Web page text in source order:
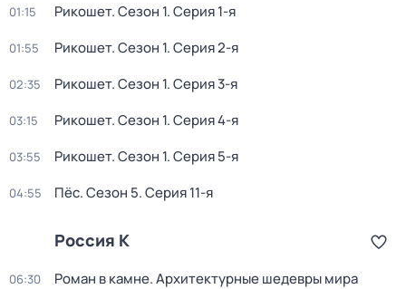
01:15 Рикошет. Сезон 1. Серия 1-я
01:55 Рикошет. Сезон 1. Серия 2-я
02:35 Рикошет. Сезон 1. Серия 3-я
03:15 Рикошет. Сезон 1. Серия 4-я
03:55 Рикошет. Сезон 1. Серия 5-я
04:55 Пёс. Сезон 5. Серия 11-я
Россия К
06:30 Роман в камне. Архитектурные шедевры мира